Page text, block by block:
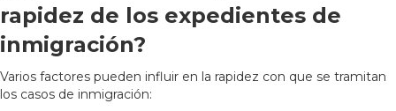
rapidez de los expedientes de
inmigración?
Varios factores pueden influir en la rapidez con que se tramitan
los casos de inmigración: